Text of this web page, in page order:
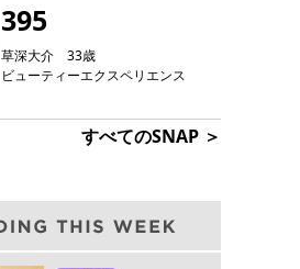
395
草深大介 33歳
ビューティーエクスペリエンス
すべてのSNAP ＞